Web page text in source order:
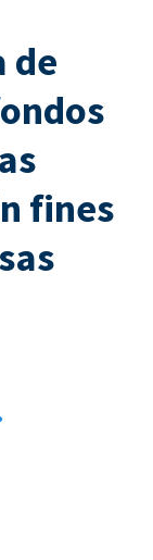
de
fines